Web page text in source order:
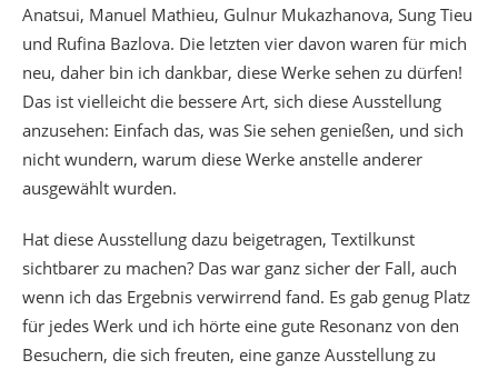
Anatsui, Manuel Mathieu, Gulnur Mukazhanova, Sung Tieu
und Rufina Bazlova. Die letzten vier davon waren für mich
neu, daher bin ich dankbar, diese Werke sehen zu dürfen!
Das ist vielleicht die bessere Art, sich diese Ausstellung
anzusehen: Einfach das, was Sie sehen genießen, und sich
nicht wundern, warum diese Werke anstelle anderer
ausgewählt wurden.
Hat diese Ausstellung dazu beigetragen, Textilkunst
sichtbarer zu machen? Das war ganz sicher der Fall, auch
wenn ich das Ergebnis verwirrend fand. Es gab genug Platz
für jedes Werk und ich hörte eine gute Resonanz von den
Besuchern, die sich freuten, eine ganze Ausstellung zu